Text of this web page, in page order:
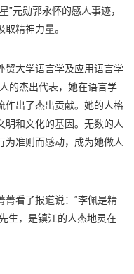
”元勋郭永怀的感人事迹，
精神力量。
贸大学语言学及应用语言学
的杰出代表，她在语言学
作出了杰出贡献。她的人格
明和文化的基因。无数的人
为准则而感动，成为她做人
菁看了报道说：“李佩是精
生，是镇江的人杰地灵在